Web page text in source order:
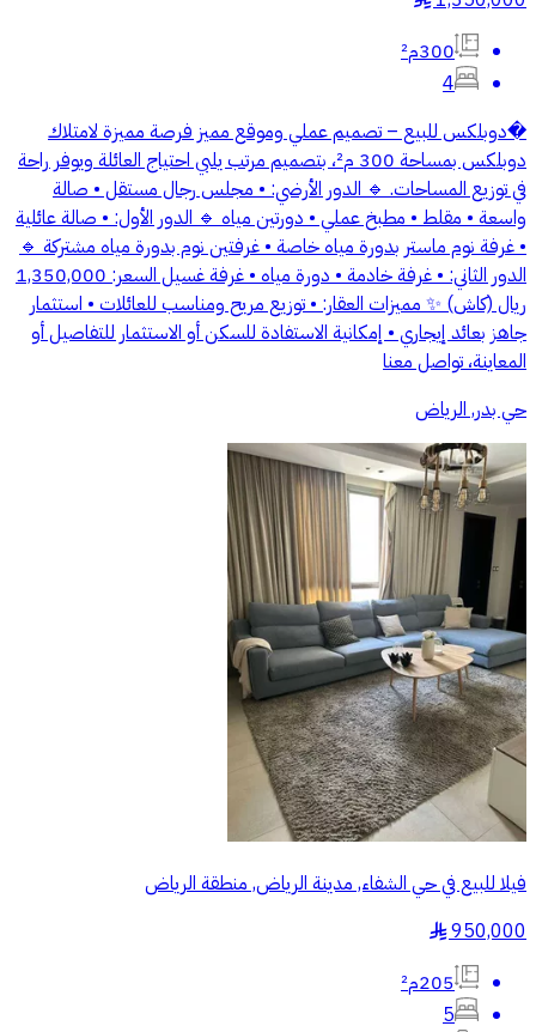
300م²
4
�دوبلكس للبيع – تصميم عملي وموقع مميز فرصة مميزة لامتلاك
دوبلكس بمساحة 300 م²، بتصميم مرتب يلبي احتياج العائلة ويوفر راحة
في توزيع المساحات. 🔹 الدور الأرضي: • مجلس رجال مستقل • صالة
واسعة • مقلط • مطبخ عملي • دورتين مياه 🔹 الدور الأول: • صالة عائلية
• غرفة نوم ماستر بدورة مياه خاصة • غرفتين نوم بدورة مياه مشتركة 🔹
الدور الثاني: • غرفة خادمة • دورة مياه • غرفة غسيل السعر: 1,350,000
ريال (كاش) ✨ مميزات العقار: • توزيع مريح ومناسب للعائلات • استثمار
جاهز بعائد إيجاري • إمكانية الاستفادة للسكن أو الاستثمار للتفاصيل أو
المعاينة، تواصل معنا
حي بدر, الرياض
فيلا للبيع في حي الشفاء, مدينة الرياض, منطقة الرياض
950,000
§
205م²
5